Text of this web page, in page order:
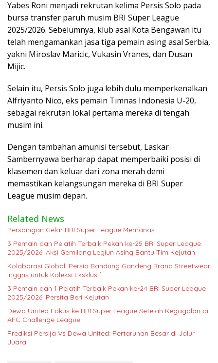
Yabes Roni menjadi rekrutan kelima Persis Solo pada
bursa transfer paruh musim BRI Super League
2025/2026. Sebelumnya, klub asal Kota Bengawan itu
telah mengamankan jasa tiga pemain asing asal Serbia,
yakni Miroslav Maricic, Vukasin Vranes, dan Dusan
Mijic.
Selain itu, Persis Solo juga lebih dulu memperkenalkan
Alfriyanto Nico, eks pemain Timnas Indonesia U-20,
sebagai rekrutan lokal pertama mereka di tengah
musim ini.
Dengan tambahan amunisi tersebut, Laskar
Sambernyawa berharap dapat memperbaiki posisi di
klasemen dan keluar dari zona merah demi
memastikan kelangsungan mereka di BRI Super
League musim depan.
Related News
Persaingan Gelar BRI Super League Memanas
3 Pemain dan Pelatih Terbaik Pekan ke-25 BRI Super League
2025/2026: Aksi Gemilang Legiun Asing Bantu Tim Kejutan
Kolaborasi Global: Persib Bandung Gandeng Brand Streetwear
Inggris untuk Koleksi Eksklusif
3 Pemain dan 1 Pelatih Terbaik Pekan ke-24 BRI Super League
2025/2026: Persita Beri Kejutan
Dewa United Fokus ke BRI Super League Setelah Kegagalan di
AFC Challenge League
Prediksi Persija Vs Dewa United: Pertaruhan Besar di Jalur
Juara